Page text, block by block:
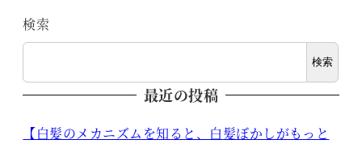
検索
検索
最近の投稿
【白髪のメカニズムを知ると、白髪ぼかしがもっと